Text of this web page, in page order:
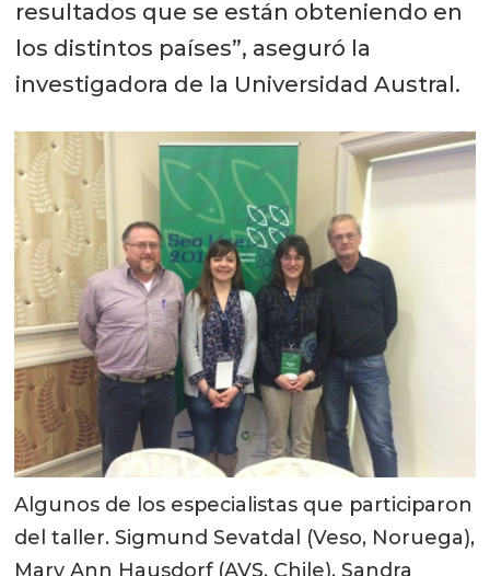
resultados que se están obteniendo en
los distintos países”, aseguró la
investigadora de la Universidad Austral.
Algunos de los especialistas que participaron
del taller. Sigmund Sevatdal (Veso, Noruega),
Mary Ann Hausdorf (AVS, Chile), Sandra